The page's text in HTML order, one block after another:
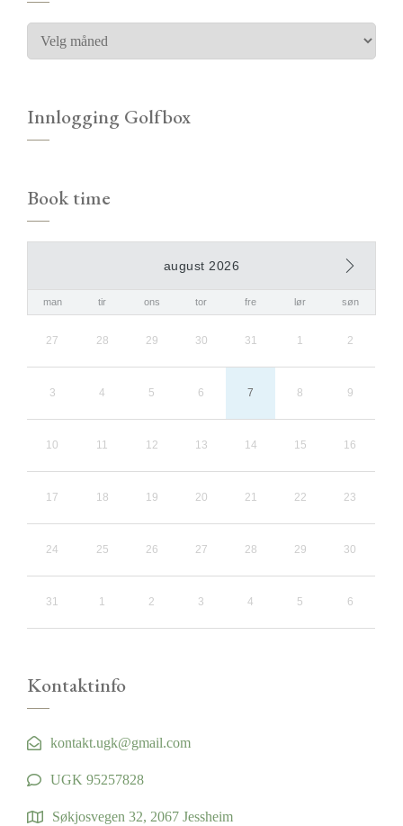
Innlogging Golfbox
Book time
august 2026
man tir ons tor fre lør søn
27 28 29 30 31 1 2
3 4 5 6 7 8 9
10 11 12 13 14 15 16
17 18 19 20 21 22 23
24 25 26 27 28 29 30
31 1 2 3 4 5 6
Kontaktinfo
kontakt.ugk@gmail.com
UGK 95257828
Søkjosvegen 32, 2067 Jessheim